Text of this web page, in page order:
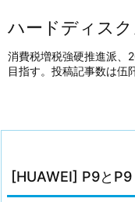
ハードディス
消費税増税強硬推進派
目指す。投稿記事数は伍
[HUAWEI] P9とP9